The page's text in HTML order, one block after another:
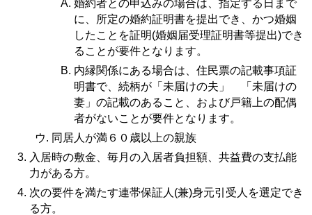
婚約者との申込みの場合は、指定する日まで
に、所定の婚約証明書を提出でき、かつ婚姻
したことを証明(婚姻届受理証明書等提出)でき
ることが要件となります。
内縁関係にある場合は、住民票の記載事項証
明書で、続柄が「未届けの夫」 「未届けの
妻」の記載のあること、および戸籍上の配偶
者がないことが要件となります。
同居人が満６０歳以上の親族
入居時の敷金、毎月の入居者負担額、共益費の支払能
力がある方。
次の要件を満たす連帯保証人(兼)身元引受人を選定でき
る方。